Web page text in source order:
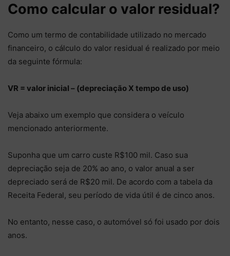
Como calcular o valor residual?
Como um termo de contabilidade utilizado no mercado
financeiro, o cálculo do valor residual é realizado por meio
da seguinte fórmula:
VR = valor inicial – (depreciação X tempo de uso)
Veja abaixo um exemplo que considera o veículo
mencionado anteriormente.
Suponha que um carro custe R$100 mil. Caso sua
depreciação seja de 20% ao ano, o valor anual a ser
depreciado será de R$20 mil. De acordo com a tabela da
Receita Federal, seu período de vida útil é de cinco anos.
No entanto, nesse caso, o automóvel só foi usado por dois
anos.